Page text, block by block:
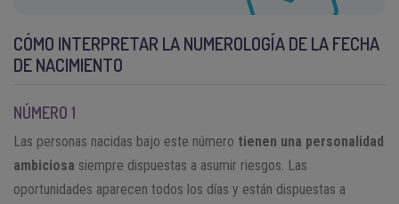
CÓMO INTERPRETAR LA NUMEROLOGÍA DE LA FECHA
DE NACIMIENTO
NÚMERO 1
Las personas nacidas bajo este número tienen una personalidad
ambiciosa siempre dispuestas a asumir riesgos. Las
oportunidades aparecen todos los días y están dispuestas a